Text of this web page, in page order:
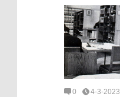
0 4-3-2023